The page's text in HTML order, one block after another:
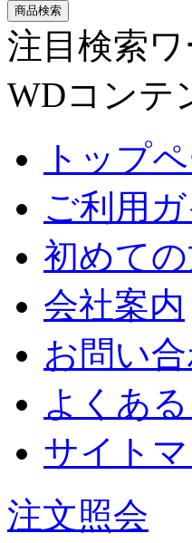
注目検索
WDコンテ
トップ
ご利用
初めて
会社案内
お問い
よくあ
サイト
注文照会